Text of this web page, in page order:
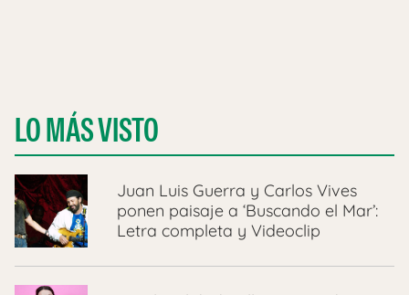
LO MÁS VISTO
Juan Luis Guerra y Carlos Vives
ponen paisaje a ‘Buscando el Mar’:
Letra completa y Videoclip